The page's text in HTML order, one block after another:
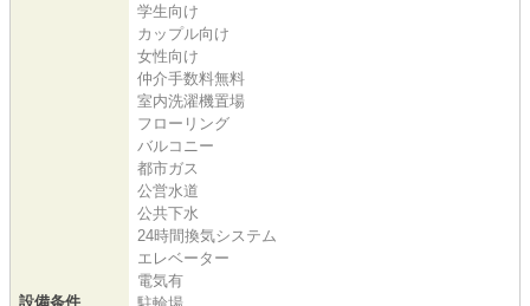
設備条件
学生向け
カップル向け
女性向け
仲介手数料無料
室内洗濯機置場
フローリング
バルコニー
都市ガス
公営水道
公共下水
24時間換気システム
エレベーター
電気有